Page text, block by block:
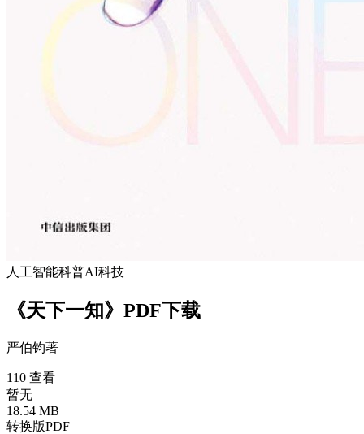
人工智能科普AI科技
《天下一知》PDF下载
严伯钧著
110 查看
暂无
18.54 MB
转换版PDF